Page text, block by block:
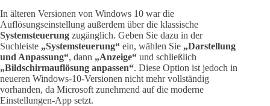
In älteren Versionen von Windows 10 war die
Auflösungseinstellung außerdem über die klassische
Systemsteuerung zugänglich. Geben Sie dazu in der
Suchleiste „Systemsteuerung“ ein, wählen Sie „Darstellung
und Anpassung“, dann „Anzeige“ und schließlich
„Bildschirmauflösung anpassen“. Diese Option ist jedoch in
neueren Windows-10-Versionen nicht mehr vollständig
vorhanden, da Microsoft zunehmend auf die moderne
Einstellungen-App setzt.